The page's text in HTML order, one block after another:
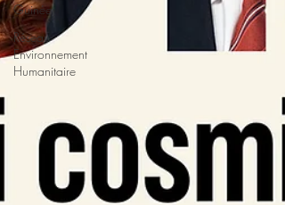
Guinée
Réseau
Environnement
Humanitaire